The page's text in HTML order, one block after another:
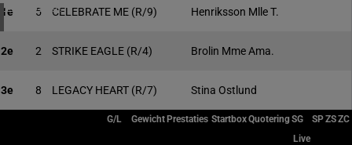
1 meeting(s)
1e 5 CELEBRATE ME (R/9) Henriksson Mlle T.
2e 2 STRIKE EAGLE (R/4) Brolin Mme Ama.
3e 8 LEGACY HEART (R/7) Stina Ostlund
G/L Gewicht Prestaties StartboxQuoteringSG SPZSZC
Live